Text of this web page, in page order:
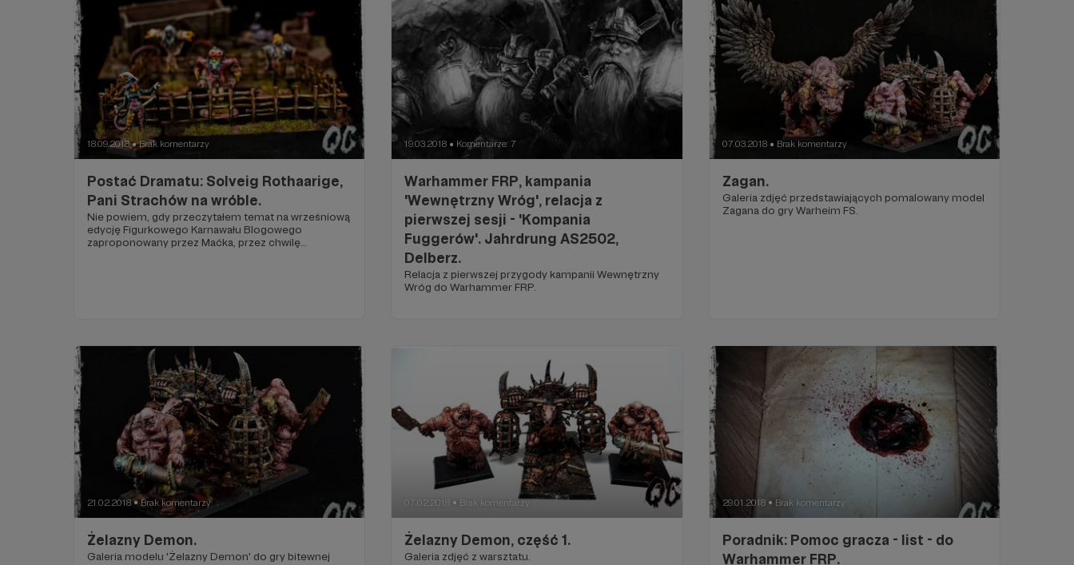
18.09.2018 ● Brak komentarzy
Postać Dramatu: Solveig Rothaarige,
Pani Strachów na wróble.
Nie powiem, gdy przeczytałem temat na wrześniową
edycję Figurkowego Karnawału Blogowego
zaproponowany przez Maćka, przez chwilę
19.03.2018 ● Komentarze: 7
Warhammer FRP, kampania
'Wewnętrzny Wróg', relacja z
pierwszej sesji - 'Kompania
Fuggerów'. Jahrdrung AS2502,
Delberz.
Relacja z pierwszej przygody kampanii Wewnętrzny
Wróg do Warhammer FRP.
07.03.2018 ● Brak komentarzy
Zagan.
Galeria zdjęć przedstawiających pomalowany model
Zagana do gry Warheim FS.
21.02.2018 ● Brak komentarzy
Żelazny Demon.
Galeria modelu 'Żelazny Demon' do gry bitewnej
07.02.2018 ● Brak komentarzy
Żelazny Demon, część 1.
Galeria zdjęć z warsztatu.
29.01.2018 ● Brak komentarzy
Poradnik: Pomoc gracza - list - do
Warhammer FRP.